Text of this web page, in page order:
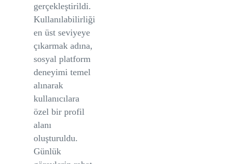
gerçekleştirildi.
Kullanılabilirliği
en üst seviyeye
çıkarmak adına,
sosyal platform
deneyimi temel
alınarak
kullanıcılara
özel bir profil
alanı
oluşturuldu.
Günlük